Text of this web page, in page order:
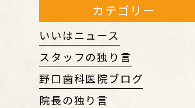
カテゴリー
いいはニュース
スタッフの独り言
野口歯科医院ブログ
院長の独り言